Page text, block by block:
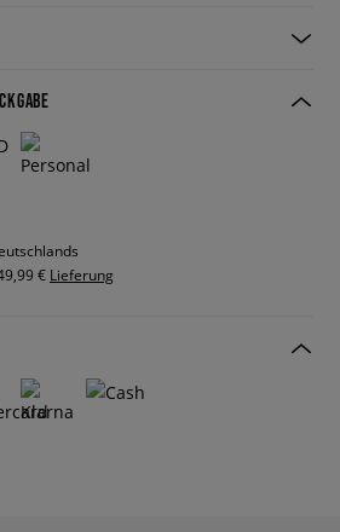
€ Lieferung